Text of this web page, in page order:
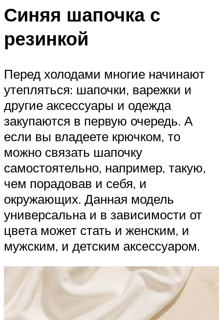
Синяя шапочка с
резинкой
Перед холодами многие начинают
утепляться: шапочки, варежки и
другие аксессуары и одежда
закупаются в первую очередь. А
если вы владеете крючком, то
можно связать шапочку
самостоятельно, например, такую,
чем порадовав и себя, и
окружающих. Данная модель
универсальна и в зависимости от
цвета может стать и женским, и
мужским, и детским аксессуаром.